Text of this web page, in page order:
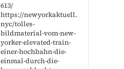
613/
https://newyorkaktuell.
nyc/tolles-
bildmaterial-vom-new-
yorker-elevated-train-
einer-hochbahn-die-
einmal-durch-die-